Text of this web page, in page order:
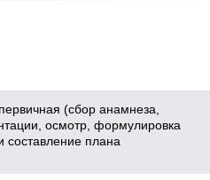
(сбор анамнеза,
осмотр, формулировка
составление плана